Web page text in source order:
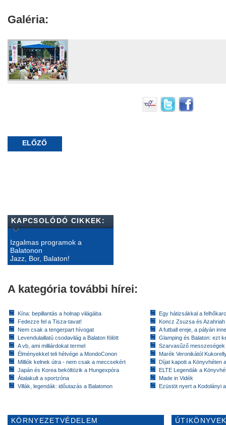
Galéria:
ELŐZŐ
KAPCSOLÓDÓ CIKKEK:
Izgalmas programok a
Balatonon
Jazz, Bor, Balaton!
A kategória további hírei:
Kína: bepillantás a holnap világába
Fedezze fel a Tisza-tavat!
Nem csak a tengerpart hívogat
Levendulaillatú csodavilág a Balaton fölött
A vb, ami milliárdokat termel
Élményekkel teli hétvége a MondoConon
Milliók kelnek útra - nem csak a meccsekért
Japán és Korea beköltözik a Hungexpóra
Átalakult a sportzóna
Villák, legendák: időutazás a Balatonon
Egy hátizsákkal a
Koncz Zsuzsa és
A futball ereje, a pályán
Glamping és Balaton: ezt
Szarvasűző messzeségek
Marék Veronikától
Díjat kapott a Könyvhéten
ELTE Legendák a
Made in Vidék
Ezüstöt nyert a Kodolányi
KÖRNYEZETVÉDELEM